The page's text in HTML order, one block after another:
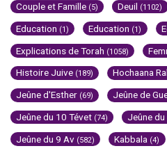
Couple et Famille (5) Deuil (1102)
Education (1) Education (1)
Explications de Torah (1058)
Histoire Juive (189) Hochaana
Jeûne d'Esther (69) Jeûne de
Jeûne du 10 Tévet (74) Jeûne
Jeûne du 9 Av (582) Kabbala (4)